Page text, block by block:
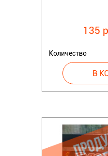
135
Количество